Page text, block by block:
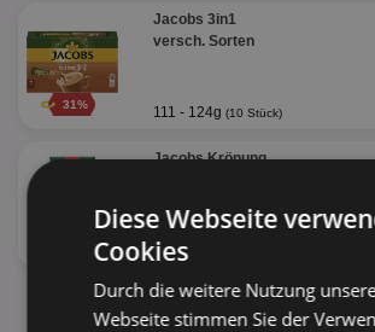
31%
Jacobs 3in1
versch. Sorten
111 - 124g (10 Stück)
Jacobs Krönung
500g
alle Produkte anzeigen
Diese Webseite
Cookies
Durch die weitere Nutzung
Webseite stimmen Sie der